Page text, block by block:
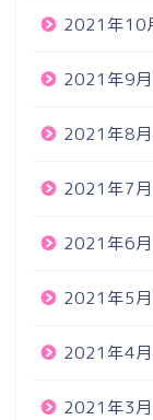
2021年10
2021年9月
2021年8月
2021年7月
2021年6月
2021年5月
2021年4月
2021年3月